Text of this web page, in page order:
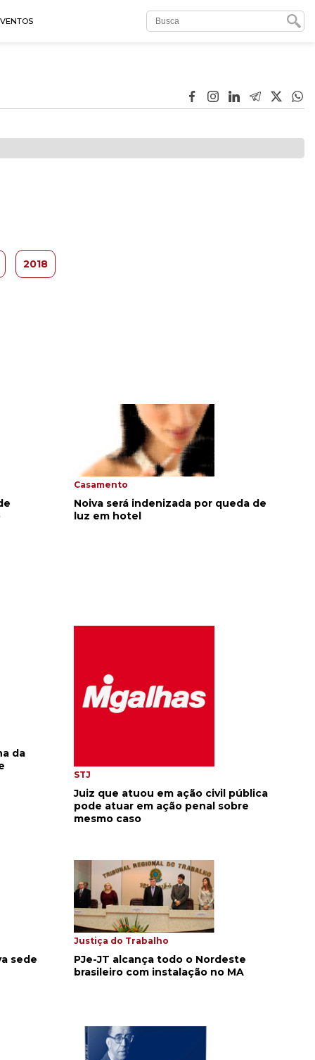
2018
Casamento
Noiva será indenizada por queda de
luz em hotel
da
STJ
Juiz que atuou em ação civil pública
pode atuar em ação penal sobre
mesmo caso
sede
Justiça do Trabalho
PJe-JT alcança todo o Nordeste
brasileiro com instalação no MA